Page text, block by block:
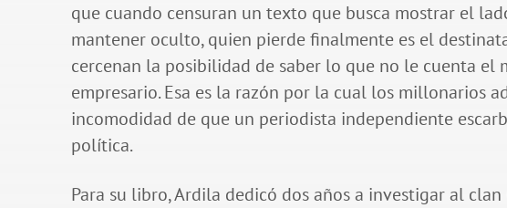
que cuando censuran un texto que busca mostrar el
mantener oculto, quien pierde finalmente es el
cercenan la posibilidad de saber lo que no le cuenta el
empresario. Esa es la razón por la cual los millonarios
incomodidad de que un periodista independiente
política.
Para su libro, Ardila dedicó dos años a investigar al